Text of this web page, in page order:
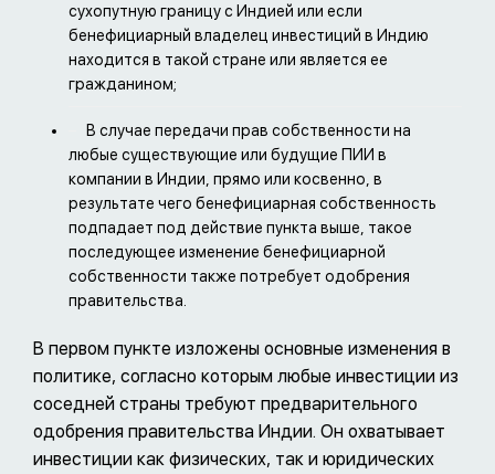
сухопутную границу с Индией или если
бенефициарный владелец инвестиций в Индию
находится в такой стране или является ее
гражданином;
В случае передачи прав собственности на
любые существующие или будущие ПИИ в
компании в Индии, прямо или косвенно, в
результате чего бенефициарная собственность
подпадает под действие пункта выше, такое
последующее изменение бенефициарной
собственности также потребует одобрения
правительства.
В первом пункте изложены основные изменения в
политике, согласно которым любые инвестиции из
соседней страны требуют предварительного
одобрения правительства Индии. Он охватывает
инвестиции как физических, так и юридических